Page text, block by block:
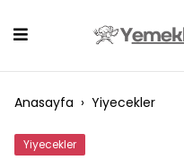
Anasayfa › Yiyecekler
Yiyecekler